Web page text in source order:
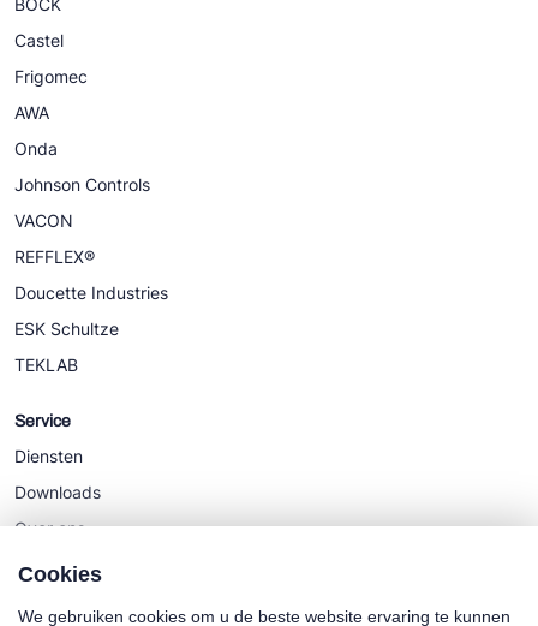
Castel
Frigomec
AWA
Onda
Johnson Controls
VACON
REFFLEX®
Doucette Industries
ESK Schultze
TEKLAB
Service
Diensten
Downloads
Over ons
Nieuws
Cookies
We gebruiken cookies om u de beste website ervaring te kunnen